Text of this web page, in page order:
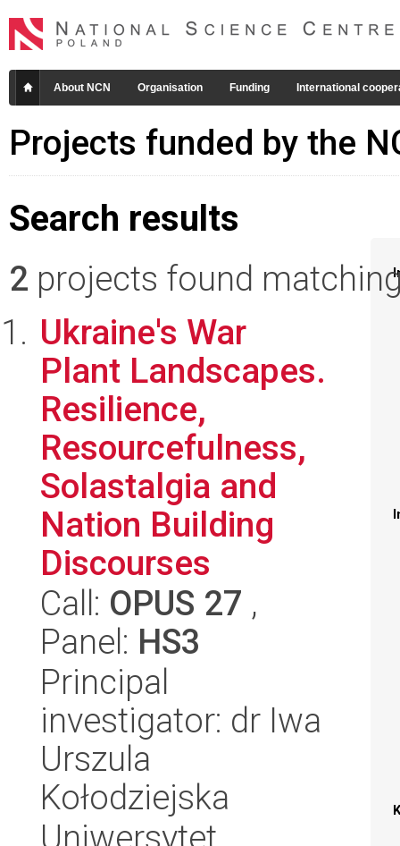
About NCN Organisation Funding International
Projects funded by the
Search results
2 projects found
Ukraine's War
Plant Landscapes.
Resilience,
Resourcefulness,
Solastalgia and
Nation Building
Discourses
Call: OPUS 27 ,
Panel: HS3
Principal
investigator: dr Iwa
Urszula
Kołodziejska
Uniwersytet